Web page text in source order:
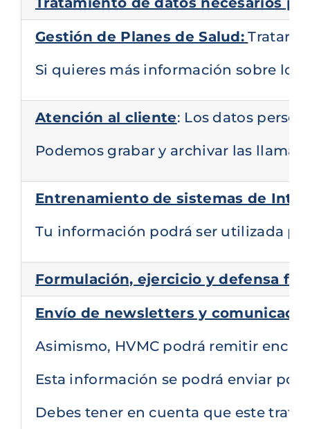
Gestión de Planes de Salud:
Si quieres más información sobre
Atención al cliente: Los datos
Podemos grabar y archivar las
Entrenamiento de sistemas de
Tu información podrá ser utilizada
Formulación, ejercicio y defensa
Envío de newsletters y
Asimismo, HVMC podrá remitir
Esta información se podrá enviar
Debes tener en cuenta que este